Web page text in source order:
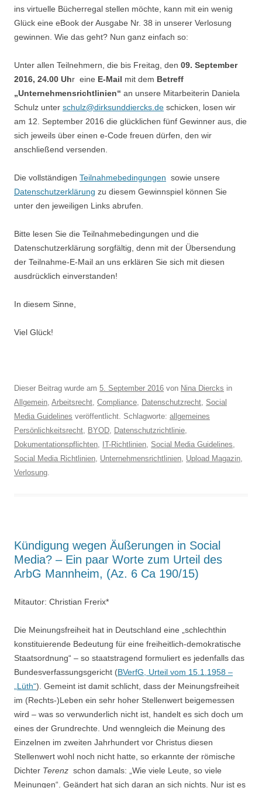
ins virtuelle Bücherregal stellen möchte, kann mit ein wenig
Glück eine eBook der Ausgabe Nr. 38 in unserer Verlosung
gewinnen. Wie das geht? Nun ganz einfach so:
Unter allen Teilnehmern, die bis Freitag, den 09. September
2016, 24.00 Uhr eine E-Mail mit dem Betreff
„Unternehmensrichtlinien“ an unsere Mitarbeiterin Daniela
Schulz unter schulz@dirksunddiercks.de schicken, losen wir
am 12. September 2016 die glücklichen fünf Gewinner aus, die
sich jeweils über einen e-Code freuen dürfen, den wir
anschließend versenden.
Die vollständigen Teilnahmebedingungen sowie unsere
Datenschutzerklärung zu diesem Gewinnspiel können Sie
unter den jeweiligen Links abrufen.
Bitte lesen Sie die Teilnahmebedingungen und die
Datenschutzerklärung sorgfältig, denn mit der Übersendung
der Teilnahme-E-Mail an uns erklären Sie sich mit diesen
ausdrücklich einverstanden!
In diesem Sinne,
Viel Glück!
Dieser Beitrag wurde am 5. September 2016 von Nina Diercks in
Allgemein Arbeitsrecht Compliance Datenschutzrecht Social
Media Guidelines veröffentlicht. Schlagworte: allgemeines
Persönlichkeitsrecht BYOD Datenschutzrichtlinie
Dokumentationspflichten IT-Richtlinien Social Media Guidelines
Social Media Richtlinien Unternehmensrichtlinien Upload Magazin
Verlosung
Kündigung wegen Äußerungen in Social
Media? – Ein paar Worte zum Urteil des
ArbG Mannheim, (Az. 6 Ca 190/15)
Mitautor: Christian Frerix*
Die Meinungsfreiheit hat in Deutschland eine „schlechthin
konstituierende Bedeutung für eine freiheitlich-demokratische
Staatsordnung“ – so staatstragend formuliert es jedenfalls das
Bundesverfassungsgericht (BVerfG, Urteil vom 15.1.1958 –
„Lüth“). Gemeint ist damit schlicht, dass der Meinungsfreiheit
im (Rechts-)Leben ein sehr hoher Stellenwert beigemessen
wird – was so verwunderlich nicht ist, handelt es sich doch um
eines der Grundrechte. Und wenngleich die Meinung des
Einzelnen im zweiten Jahrhundert vor Christus diesen
Stellenwert wohl noch nicht hatte, so erkannte der römische
Dichter Terenz schon damals: „Wie viele Leute, so viele
Meinungen“. Geändert hat sich daran an sich nichts. Nur ist es